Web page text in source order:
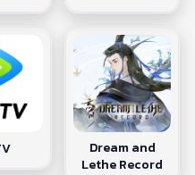
Fate
Dream and
Lethe Record